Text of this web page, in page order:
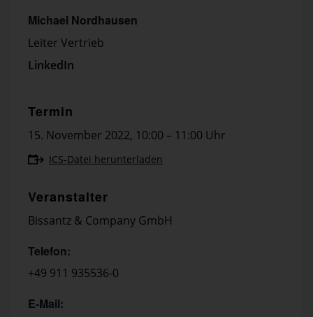
Michael Nordhausen
Leiter Vertrieb
LinkedIn
Termin
15. November 2022, 10:00 – 11:00 Uhr
ICS-Datei herunterladen
Veranstalter
Bissantz & Company GmbH
Telefon:
+49 911 935536-0
E-Mail: